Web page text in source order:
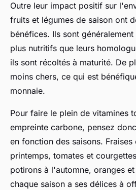
Outre leur impact positif sur
fruits et légumes de saison ont
bénéfices. Ils sont
plus nutritifs que leurs
ils sont récoltés à maturité. De
moins chers, ce qui est
monnaie.
Pour faire le plein de vitamines
empreinte carbone, pensez
en fonction des saisons. Fraises
printemps, tomates et
potirons à l'automne, oranges
chaque saison a ses délices à